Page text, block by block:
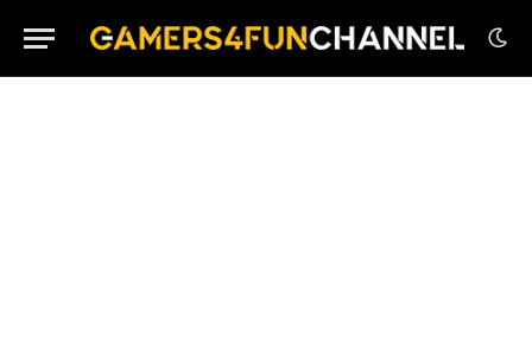
Sword Art Online: Echoes of Aincrad – Recensione